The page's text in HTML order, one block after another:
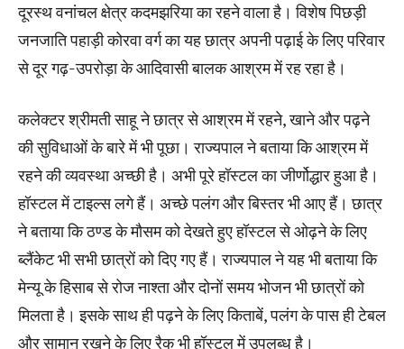
दूरस्थ वनांचल क्षेत्र कदमझरिया का रहने वाला है। विशेष पिछड़ी
जनजाति पहाड़ी कोरवा वर्ग का यह छात्र अपनी पढ़ाई के लिए परिवार
से दूर गढ़-उपरोड़ा के आदिवासी बालक आश्रम में रह रहा है।
कलेक्टर श्रीमती साहू ने छात्र से आश्रम में रहने, खाने और पढ़ने
की सुविधाओं के बारे में भी पूछा। राज्यपाल ने बताया कि आश्रम में
रहने की व्यवस्था अच्छी है। अभी पूरे हॉस्टल का जीर्णोद्धार हुआ है।
हॉस्टल में टाइल्स लगे हैं। अच्छे पलंग और बिस्तर भी आए हैं। छात्र
ने बताया कि ठण्ड के मौसम को देखते हुए हॉस्टल से ओढ़ने के लिए
ब्लैंकेट भी सभी छात्रों को दिए गए हैं। राज्यपाल ने यह भी बताया कि
मेन्यू के हिसाब से रोज नाश्ता और दोनों समय भोजन भी छात्रों को
मिलता है। इसके साथ ही पढ़ने के लिए किताबें, पलंग के पास ही टेबल
और सामान रखने के लिए रैक भी हॉस्टल में उपलब्ध है।